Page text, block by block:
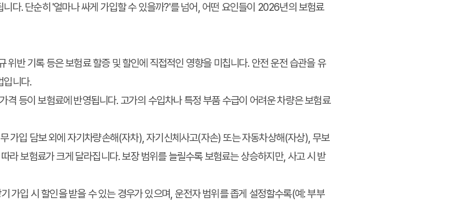
다. 단순히 '얼마나 싸게 가입할 수 있을까?'를 넘어, 어떤 요인들이 2026년의 보험료
위반 기록 등은 보험료 할증 및 할인에 직접적인 영향을 미칩니다. 안전 운전 습관을 유
입니다.
격 등이 보험료에 반영됩니다. 고가의 수입차나 특정 부품 수급이 어려운 차량은 보험료
가입 담보 외에 자기차량손해(자차), 자기신체사고(자손) 또는 자동차상해(자상), 무보
라 보험료가 크게 달라집니다. 보장 범위를 늘릴수록 보험료는 상승하지만, 사고 시 받
가입 시 할인을 받을 수 있는 경우가 있으며, 운전자 범위를 좁게 설정할수록(예: 부부